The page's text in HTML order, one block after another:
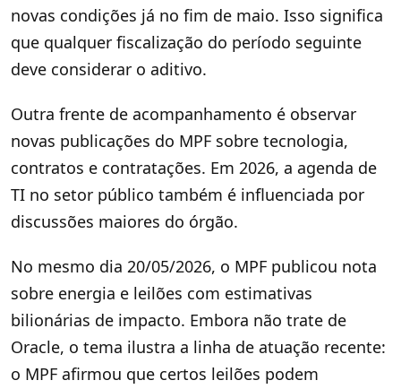
novas condições já no fim de maio. Isso significa
que qualquer fiscalização do período seguinte
deve considerar o aditivo.
Outra frente de acompanhamento é observar
novas publicações do MPF sobre tecnologia,
contratos e contratações. Em 2026, a agenda de
TI no setor público também é influenciada por
discussões maiores do órgão.
No mesmo dia 20/05/2026, o MPF publicou nota
sobre energia e leilões com estimativas
bilionárias de impacto. Embora não trate de
Oracle, o tema ilustra a linha de atuação recente:
o MPF afirmou que certos leilões podem